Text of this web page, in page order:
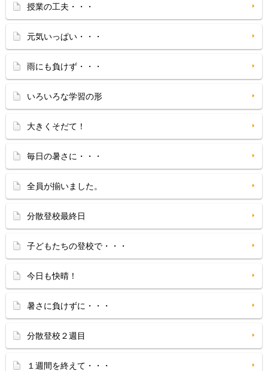
授業の工夫・・・
元気いっぱい・・・
雨にも負けず・・・
いろいろな学習の形
大きくそだて！
毎日の暑さに・・・
全員が揃いました。
分散登校最終日
子どもたちの登校で・・・
今日も快晴！
暑さに負けずに・・・
分散登校２週目
１週間を終えて・・・